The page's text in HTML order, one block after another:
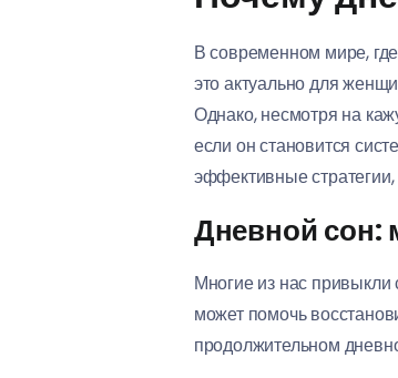
В современном мире,
это актуально для
Однако, несмотря на
если он становится
эффективные стратегии,
Дневной сон:
Многие из нас привыкли
может помочь
продолжительном